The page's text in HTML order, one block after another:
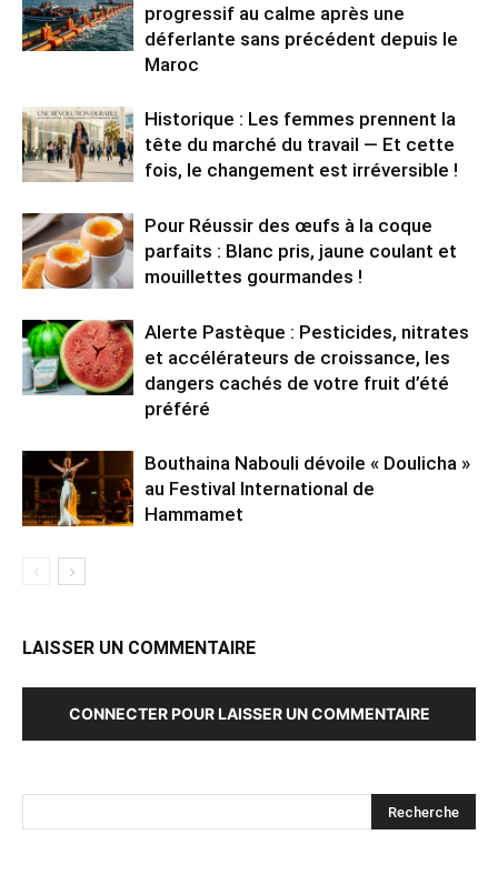
progressif au calme après une
déferlante sans précédent depuis le
Maroc
Historique : Les femmes prennent la
tête du marché du travail — Et cette
fois, le changement est irréversible !
Pour Réussir des œufs à la coque
parfaits : Blanc pris, jaune coulant et
mouillettes gourmandes !
Alerte Pastèque : Pesticides, nitrates
et accélérateurs de croissance, les
dangers cachés de votre fruit d’été
préféré
Bouthaina Nabouli dévoile « Doulicha »
au Festival International de
Hammamet
LAISSER UN COMMENTAIRE
CONNECTER POUR LAISSER UN COMMENTAIRE